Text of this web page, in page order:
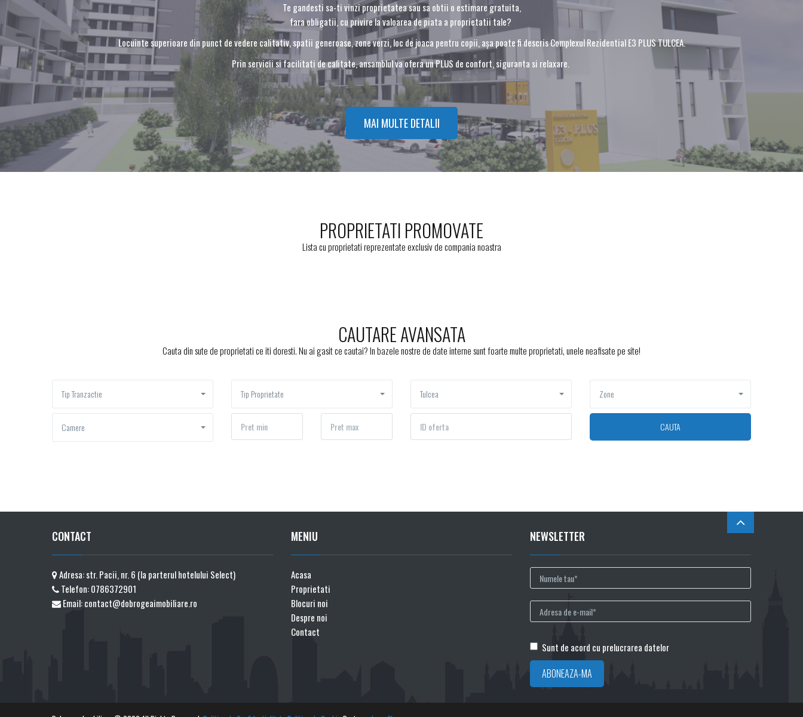
Te gandesti sa-ti vinzi proprietatea sau sa obtii o estimare gratuita,
fara obligatii, cu privire la valoarea de piata a proprietatii tale?
Locuinte superioare din punct de vedere calitativ, spatii generoase, zone verzi, loc de joaca pentru copii, așa poate fi descris Complexul Rezidential E3 PLUS TULCEA.
Prin servicii si facilitati de calitate, ansamblul va ofera un PLUS de confort, siguranta si relaxare.
MAI MULTE DETALII
PROPRIETATI PROMOVATE
Lista cu proprietati reprezentate exclusiv de compania noastra
CAUTARE AVANSATA
Cauta din sute de proprietati ce iti doresti. Nu ai gasit ce cautai? In bazele nostre de date interne sunt foarte multe proprietati, unele neafisate pe site!
Tip Tranzactie Tip Proprietate Tulcea Zone
Camere
CONTACT
Adresa: str. Pacii, nr. 6 (la parterul hotelului Select)
Telefon:0786372901
Email:contact@dobrogeaimobiliare.ro
MENIU
Acasa
Proprietati
Blocuri noi
Despre noi
Contact
NEWSLETTER
Sunt de acord cu prelucrarea datelor